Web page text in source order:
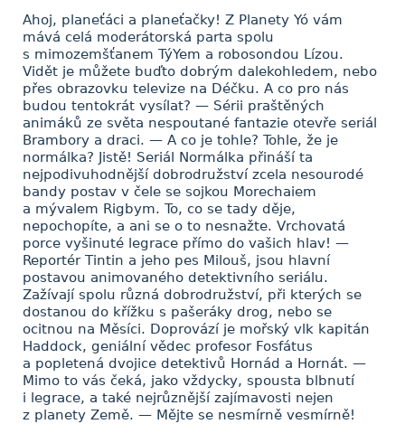
Ahoj, planeťáci a planeťačky! Z Planety Yó vám
mává celá moderátorská parta spolu
s mimozemšťanem TýYem a robosondou Lízou.
Vidět je můžete buďto dobrým dalekohledem, nebo
přes obrazovku televize na Déčku. A co pro nás
budou tentokrát vysílat? — Sérii praštěných
animáků ze světa nespoutané fantazie otevře seriál
Brambory a draci. — A co je tohle? Tohle, že je
normálka? Jistě! Seriál Normálka přináší ta
nejpodivuhodnější dobrodružství zcela nesourodé
bandy postav v čele se sojkou Morechaiem
a mývalem Rigbym. To, co se tady děje,
nepochopíte, a ani se o to nesnažte. Vrchovatá
porce vyšinuté legrace přímo do vašich hlav! —
Reportér Tintin a jeho pes Milouš, jsou hlavní
postavou animovaného detektivního seriálu.
Zažívají spolu různá dobrodružství, při kterých se
dostanou do křížku s pašeráky drog, nebo se
ocitnou na Měsíci. Doprovází je mořský vlk kapitán
Haddock, geniální vědec profesor Fosfátus
a popletená dvojice detektivů Hornád a Hornát. —
Mimo to vás čeká, jako vždycky, spousta blbnutí
i legrace, a také nejrůznější zajímavosti nejen
z planety Země. — Mějte se nesmírně vesmírně!